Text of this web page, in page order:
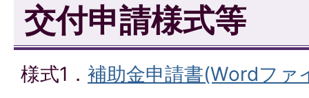
交付申請様式等
様式1． 補助金申請書(Wordファ